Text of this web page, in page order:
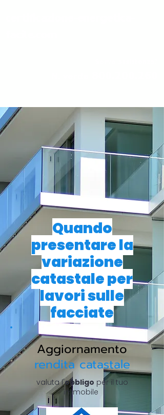
Quando
presentare la
variazione
catastale per
lavori sulle
facciate
Aggiornamento
rendita catastale
valuta l'obbligo per il tuo
immobile